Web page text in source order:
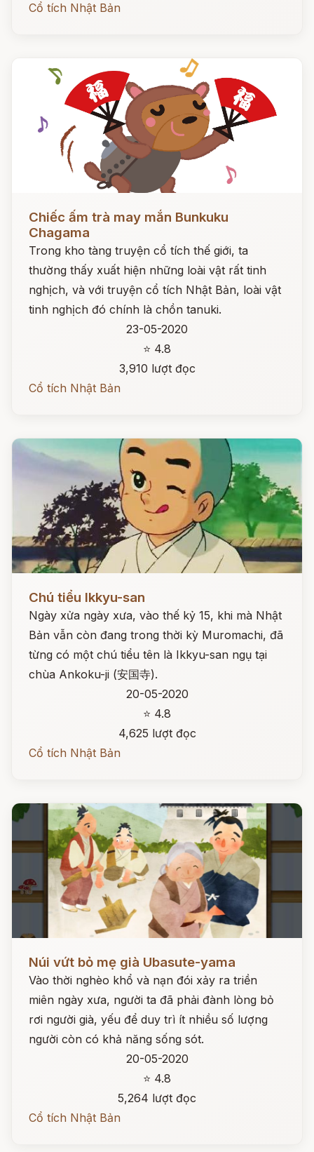
Cổ tích Nhật Bản
Đọc ngay
Chiếc ấm trà may mắn Bunkuku
Chagama
Trong kho tàng truyện cổ tích thế giới, ta
thường thấy xuất hiện những loài vật rất tinh
nghịch, và với truyện cổ tích Nhật Bản, loài vật
tinh nghịch đó chính là chồn tanuki.
23-05-2020
⭐ 4.8
3,910 lượt đọc
Cổ tích Nhật Bản
Chú tiểu Ikkyu-san
Ngày xửa ngày xưa, vào thế kỷ 15, khi mà Nhật
Bản vẫn còn đang trong thời kỳ Muromachi, đã
từng có một chú tiểu tên là Ikkyu-san ngụ tại
chùa Ankoku-ji (安国寺).
20-05-2020
⭐ 4.8
4,625 lượt đọc
Cổ tích Nhật Bản
Núi vứt bỏ mẹ già Ubasute-yama
Vào thời nghèo khổ và nạn đói xảy ra triền
miên ngày xưa, người ta đã phải đành lòng bỏ
rơi người già, yếu để duy trì ít nhiều số lượng
người còn có khả năng sống sót.
20-05-2020
⭐ 4.8
5,264 lượt đọc
Cổ tích Nhật Bản